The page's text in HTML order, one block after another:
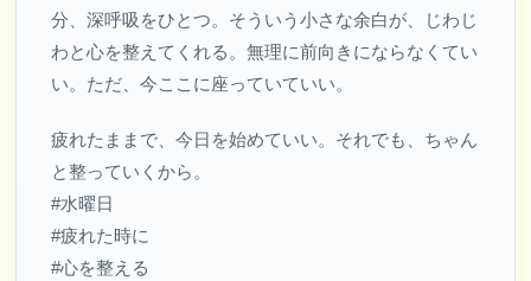
分、深呼吸をひとつ。そういう小さな余白が、じわじ
わと心を整えてくれる。無理に前向きにならなくてい
い。ただ、今ここに座っていていい。
疲れたままで、今日を始めていい。それでも、ちゃん
と整っていくから。
#水曜日
#疲れた時に
#心を整える